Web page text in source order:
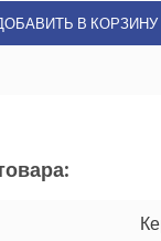
В КОРЗИНУ